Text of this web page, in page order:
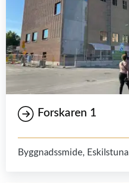
Forskaren 1
Byggnadssmide, Eskilstuna